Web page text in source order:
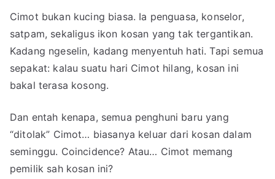
Cimot bukan kucing biasa. Ia penguasa, konselor,
satpam, sekaligus ikon kosan yang tak tergantikan.
Kadang ngeselin, kadang menyentuh hati. Tapi semua
sepakat: kalau suatu hari Cimot hilang, kosan ini
bakal terasa kosong.
Dan entah kenapa, semua penghuni baru yang
“ditolak” Cimot… biasanya keluar dari kosan dalam
seminggu. Coincidence? Atau… Cimot memang
pemilik sah kosan ini?